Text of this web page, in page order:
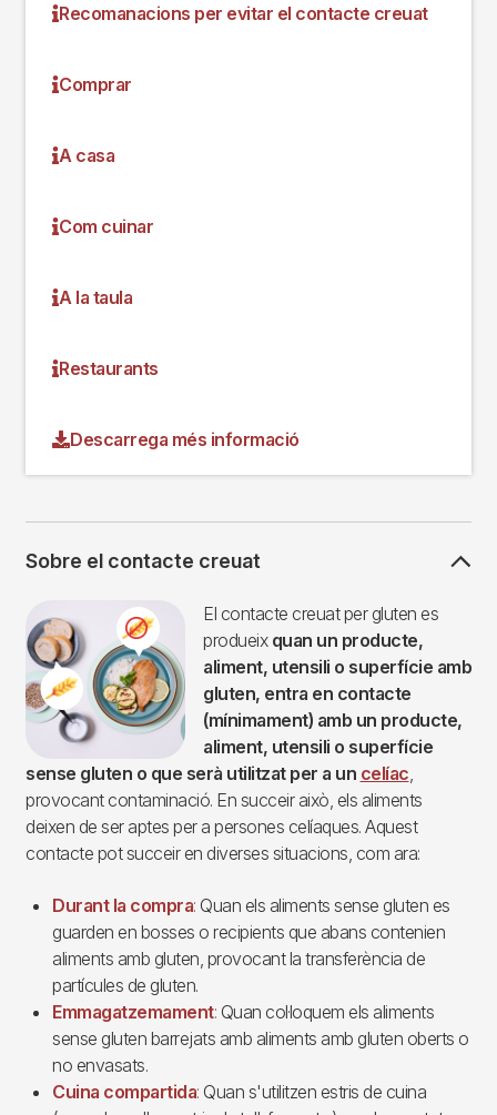
Recomanacions per evitar el contacte creuat
Comprar
A casa
Com cuinar
A la taula
Restaurants
Descarrega més informació
Sobre el contacte creuat
El contacte creuat per gluten es
produeix quan un producte,
aliment, utensili o superfície amb
gluten, entra en contacte
(mínimament) amb un producte,
aliment, utensili o superfície
sense gluten o que serà utilitzat per a un celíac
provocant contaminació. En succeir això, els aliments
deixen de ser aptes per a persones celíaques. Aquest
contacte pot succeir en diverses situacions, com ara:
Durant la compra: Quan els aliments sense gluten es
guarden en bosses o recipients que abans contenien
aliments amb gluten, provocant la transferència de
partícules de gluten.
Emmagatzemament: Quan col·loquem els aliments
sense gluten barrejats amb aliments amb gluten oberts o
no envasats.
Cuina compartida: Quan s'utilitzen estris de cuina